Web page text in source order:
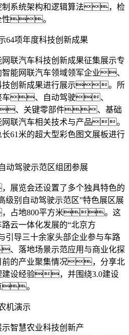
系统架构和逻辑算法，检
性。
项年度科技创新成果
联汽车科技创新成果征集展示专
能网联汽车领域领军企业、
技创新成果进行展示。所
车、自动驾驶、
、关键零部件、基础
联汽车相关技术与产品。
米的超大型彩色图文展板进行
驾驶示范区组团参展
展览会还设置了多个独具特色的
别自动驾驶示范区”特色展区展
，占地800平方米。这
云一体化发展的“北京方
导三十余家头部企业参与车路
落地场景示范应用与商业化探
的产业聚集情况，分享北
建设经验，并围绕3.0建设
。
机演示
慧农业科技创新产